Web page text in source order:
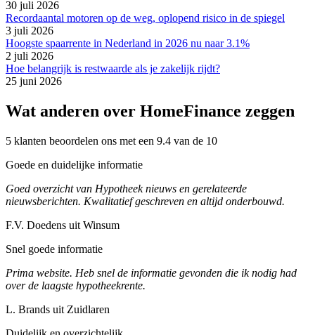
30 juli 2026
Recordaantal motoren op de weg, oplopend risico in de spiegel
3 juli 2026
Hoogste spaarrente in Nederland in 2026 nu naar 3.1%
2 juli 2026
Hoe belangrijk is restwaarde als je zakelijk rijdt?
25 juni 2026
Wat anderen over HomeFinance zeggen
5 klanten beoordelen ons met een 9.4 van de 10
Goede en duidelijke informatie
Goed overzicht van Hypotheek nieuws en gerelateerde
nieuwsberichten. Kwalitatief geschreven en altijd onderbouwd.
F.V. Doedens uit Winsum
Snel goede informatie
Prima website. Heb snel de informatie gevonden die ik nodig had
over de laagste hypotheekrente.
L. Brands uit Zuidlaren